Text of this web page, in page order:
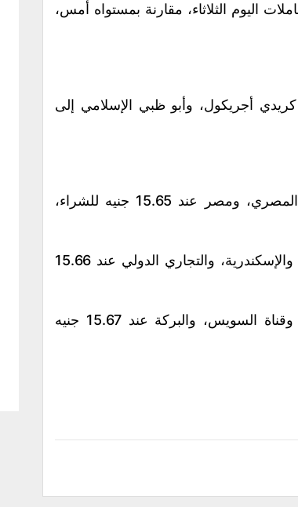
اليوم الثلاثاء، مقارنة بمستواه أمس،
أجريكول، وأبو ظبي الإسلامي إلى
وحافظ سعر الدولار على مستواه في بنكي الأهلي المصري، ومصر عند 15.65 جنيه للشراء،
واستقر الدولار في بنوك القاهرة، والعربي الأفريقي، والإسكندرية، والتجاري الدولي عند 15.66
وبقي سعر الدولار ثابتا في بنوك التعمير والإسكان، وقناة السويس، والبركة عند 15.67 جنيه